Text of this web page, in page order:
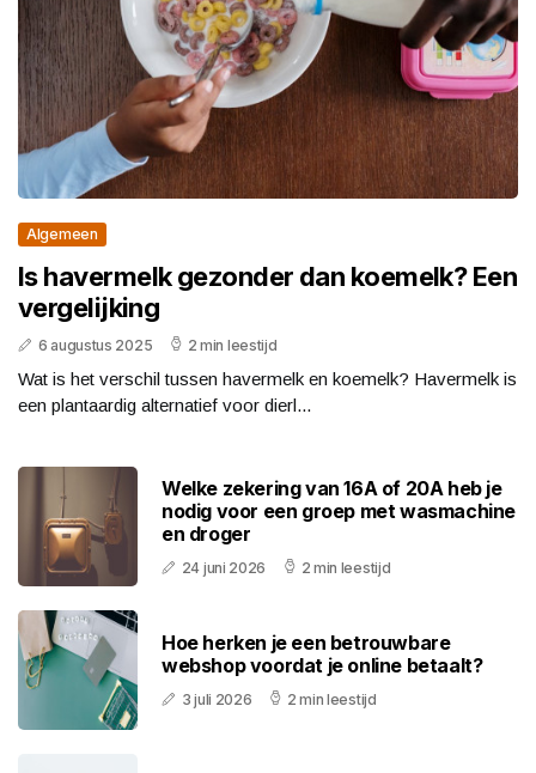
Algemeen
Is havermelk gezonder dan koemelk? Een
vergelijking
6 augustus 2025 2 min leestijd
Wat is het verschil tussen havermelk en koemelk? Havermelk is
een plantaardig alternatief voor dierl...
Welke zekering van 16A of 20A heb je
nodig voor een groep met wasmachine
en droger
24 juni 2026 2 min leestijd
Hoe herken je een betrouwbare
webshop voordat je online betaalt?
3 juli 2026 2 min leestijd